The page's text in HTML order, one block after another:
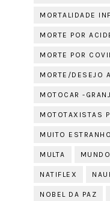
MORTALIDADE
MORTE POR
MORTE POR
MORTE/DESEJO
MOTOCAR -
MOTOTAXISTAS
MUITO
MULTA MUNDO
NATIFLEX
NOBEL DA PAZ